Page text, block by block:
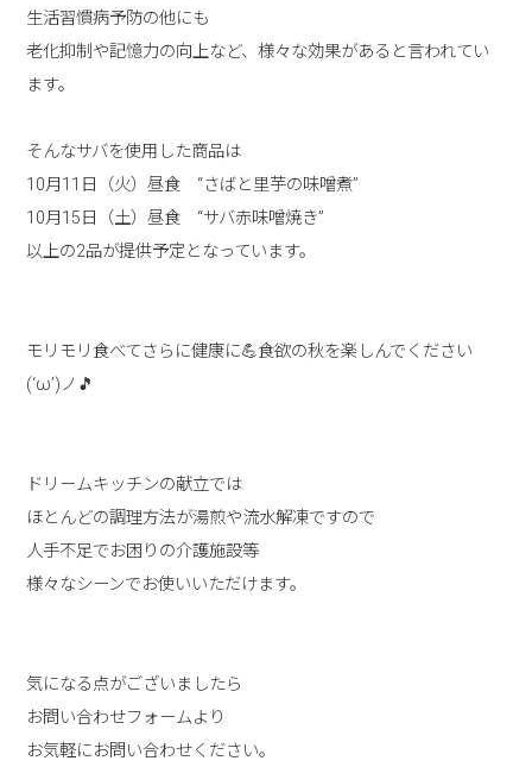
生活習慣病予防の他にも
老化抑制や記憶力の向上など、様々な効果があると言われてい
ます。
そんなサバを使用した商品は
10月11日（火）昼食 “さばと里芋の味噌煮”
10月15日（土）昼食 “サバ赤味噌焼き”
以上の2品が提供予定となっています。
モリモリ食べてさらに健康に💪食欲の秋を楽しんでください
(‘ω’)ノ🎵
ドリームキッチンの献立では
ほとんどの調理方法が湯煎や流水解凍ですので
人手不足でお困りの介護施設等
様々なシーンでお使いいただけます。
気になる点がございましたら
お問い合わせフォームより
お気軽にお問い合わせください。